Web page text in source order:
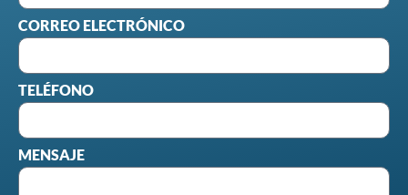
CORREO ELECTRÓNICO
TELÉFONO
MENSAJE